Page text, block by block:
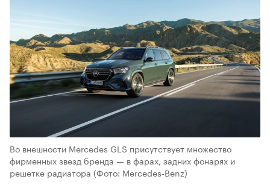
Во внешности Mercedes GLS присутствует множество
фирменных звезд бренда — в фарах, задних фонарях и
решетке радиатора (Фото: Mercedes‑Benz)